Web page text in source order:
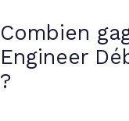
Combien
Engineer
?